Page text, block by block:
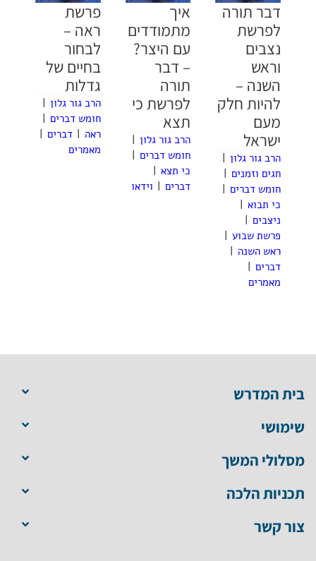
דבר תורה
לפרשת
נצבים
וראש
השנה –
להיות חלק
מעם
ישראל
הרב גור גלון |
חגים וזמנים |
חומש דברים |
כי תבוא |
ניצבים |
פרשת שבוע |
ראש השנה |
דברים |
מאמרים
איך
מתמודדים
עם היצר?
– דבר
תורה
לפרשת כי
תצא
הרב גור גלון |
חומש דברים |
כי תצא |
דברים | וידאו
פרשת
ראה –
לבחור
בחיים של
גדלות
הרב גור גלון |
חומש דברים |
ראה | דברים |
מאמרים
בית המדרש
שימושי
מסלולי המשך
תכניות הלכה
צור קשר